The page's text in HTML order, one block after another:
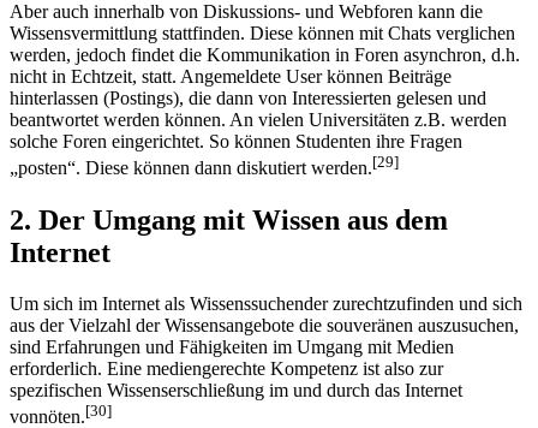
Aber auch innerhalb von Diskussions- und Webforen kann die
Wissensvermittlung stattfinden. Diese können mit Chats verglichen
werden, jedoch findet die Kommunikation in Foren asynchron, d.h.
nicht in Echtzeit, statt. Angemeldete User können Beiträge
hinterlassen (Postings), die dann von Interessierten gelesen und
beantwortet werden können. An vielen Universitäten z.B. werden
solche Foren eingerichtet. So können Studenten ihre Fragen
„posten“. Diese können dann diskutiert werden.[29]
2. Der Umgang mit Wissen aus dem
Internet
Um sich im Internet als Wissenssuchender zurechtzufinden und sich
aus der Vielzahl der Wissensangebote die souveränen auszusuchen,
sind Erfahrungen und Fähigkeiten im Umgang mit Medien
erforderlich. Eine mediengerechte Kompetenz ist also zur
spezifischen Wissenserschließung im und durch das Internet
vonnöten.[30]